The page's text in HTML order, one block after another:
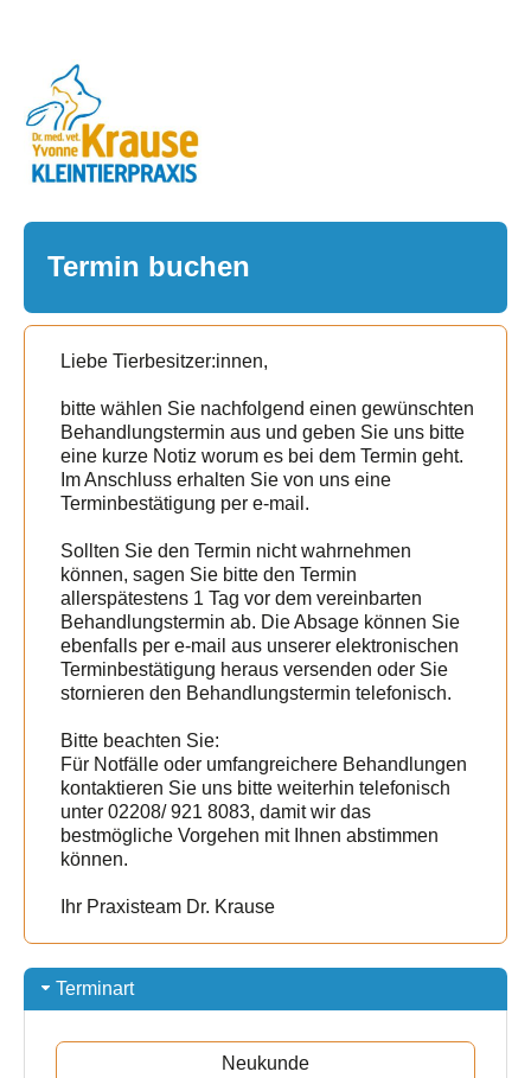
Termin buchen
Liebe Tierbesitzer:innen,
bitte wählen Sie nachfolgend einen gewünschten
Behandlungstermin aus und geben Sie uns bitte
eine kurze Notiz worum es bei dem Termin geht.
Im Anschluss erhalten Sie von uns eine
Terminbestätigung per e-mail.
Sollten Sie den Termin nicht wahrnehmen
können, sagen Sie bitte den Termin
allerspätestens 1 Tag vor dem vereinbarten
Behandlungstermin ab. Die Absage können Sie
ebenfalls per e-mail aus unserer elektronischen
Terminbestätigung heraus versenden oder Sie
stornieren den Behandlungstermin telefonisch.
Bitte beachten Sie:
Für Notfälle oder umfangreichere Behandlungen
kontaktieren Sie uns bitte weiterhin telefonisch
unter 02208/ 921 8083, damit wir das
bestmögliche Vorgehen mit Ihnen abstimmen
können.
Ihr Praxisteam Dr. Krause
Terminart
Neukunde